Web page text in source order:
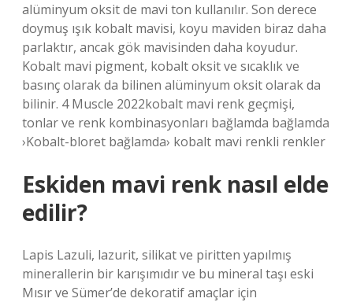
alüminyum oksit de mavi ton kullanılır. Son derece
doymuş ışık kobalt mavisi, koyu maviden biraz daha
parlaktır, ancak gök mavisinden daha koyudur.
Kobalt mavi pigment, kobalt oksit ve sıcaklık ve
basınç olarak da bilinen alüminyum oksit olarak da
bilinir. 4 Muscle 2022kobalt mavi renk geçmişi,
tonlar ve renk kombinasyonları bağlamda bağlamda
›Kobalt-bloret bağlamda› kobalt mavi renkli renkler
Eskiden mavi renk nasıl elde
edilir?
Lapis Lazuli, lazurit, silikat ve piritten yapılmış
minerallerin bir karışımıdır ve bu mineral taşı eski
Mısır ve Sümer’de dekoratif amaçlar için